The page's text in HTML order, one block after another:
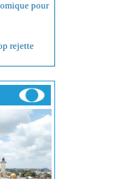
pour
rejette